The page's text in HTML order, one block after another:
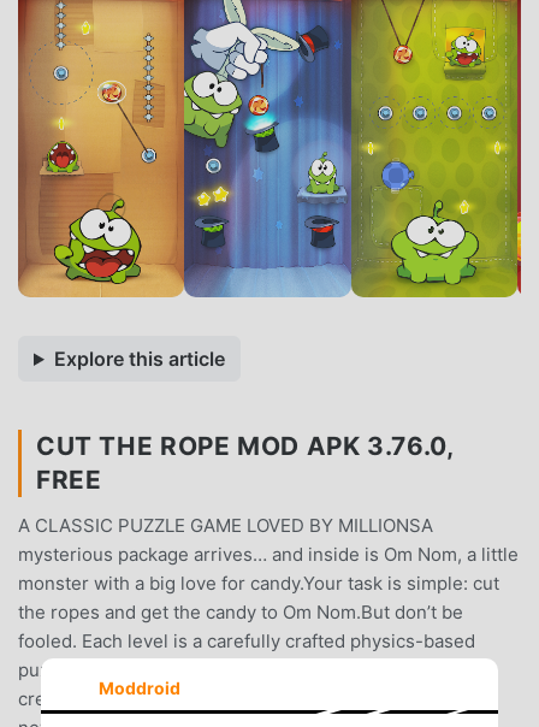
Explore this article
CUT THE ROPE MOD APK 3.76.0,
FREE
A CLASSIC PUZZLE GAME LOVED BY MILLIONSA
mysterious package arrives… and inside is Om Nom, a little
monster with a big love for candy.Your task is simple: cut
the ropes and get the candy to Om Nom.But don’t be
fooled. Each level is a carefully crafted physics-based
puzzle that challenges your logic, timing, and
creativity.EASY TO START. HARDER TO MASTER.Every
Moddroid